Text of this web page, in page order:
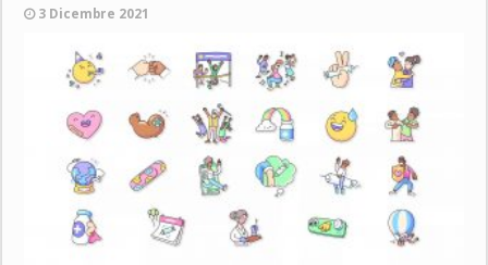
3 Dicembre 2021